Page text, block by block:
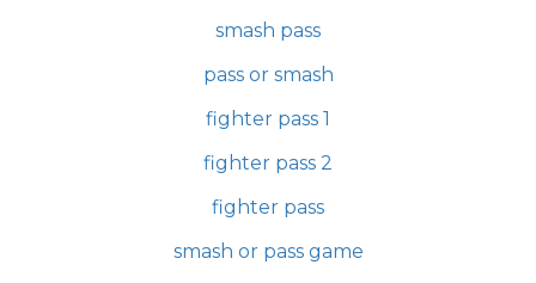
smash pass
pass or smash
fighter pass 1
fighter pass 2
fighter pass
smash or pass game